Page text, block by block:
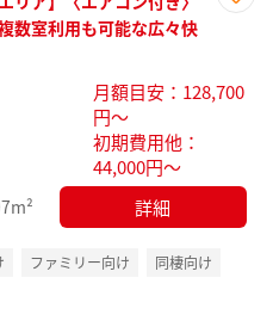
録
数室利用も可能な広々快
月額目安：128,700
円～
初期費用他：
44,000円～
詳細
ファミリー向け
同棲向け